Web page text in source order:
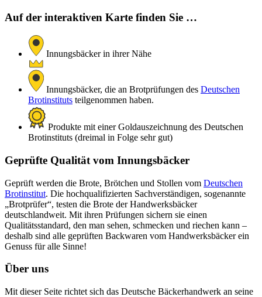
Auf der interaktiven Karte finden Sie …
Innungsbäcker in ihrer Nähe
Innungsbäcker, die an Brotprüfungen des Deutschen
Brotinstituts teilgenommen haben.
Produkte mit einer Goldauszeichnung des Deutschen
Brotinstituts (dreimal in Folge sehr gut)
Geprüfte Qualität vom Innungsbäcker
Geprüft werden die Brote, Brötchen und Stollen vom Deutschen
Brotinstitut. Die hochqualifizierten Sachverständigen, sogenannte
„Brotprüfer“, testen die Brote der Handwerksbäcker
deutschlandweit. Mit ihren Prüfungen sichern sie einen
Qualitätsstandard, den man sehen, schmecken und riechen kann –
deshalb sind alle geprüften Backwaren vom Handwerksbäcker ein
Genuss für alle Sinne!
Über uns
Mit dieser Seite richtet sich das Deutsche Bäckerhandwerk an seine